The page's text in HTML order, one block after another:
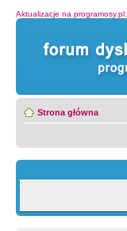
Aktualizacje na programosy.pl:
Strona główna